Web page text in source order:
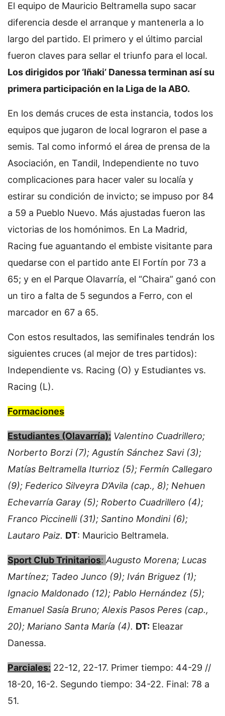
El equipo de Mauricio Beltramella supo sacar
diferencia desde el arranque y mantenerla a lo
largo del partido. El primero y el último parcial
fueron claves para sellar el triunfo para el local.
Los dirigidos por ‘Iñaki’ Danessa terminan así su
primera participación en la Liga de la ABO.
En los demás cruces de esta instancia, todos los
equipos que jugaron de local lograron el pase a
semis. Tal como informó el área de prensa de la
Asociación, en Tandil, Independiente no tuvo
complicaciones para hacer valer su localía y
estirar su condición de invicto; se impuso por 84
a 59 a Pueblo Nuevo. Más ajustadas fueron las
victorias de los homónimos. En La Madrid,
Racing fue aguantando el embiste visitante para
quedarse con el partido ante El Fortín por 73 a
65; y en el Parque Olavarría, el “Chaira” ganó con
un tiro a falta de 5 segundos a Ferro, con el
marcador en 67 a 65.
Con estos resultados, las semifinales tendrán los
siguientes cruces (al mejor de tres partidos):
Independiente vs. Racing (O) y Estudiantes vs.
Racing (L).
Formaciones
Estudiantes (Olavarría): Valentino Cuadrillero;
Norberto Borzi (7); Agustín Sánchez Savi (3);
Matías Beltramella Iturrioz (5); Fermín Callegaro
(9); Federico Silveyra D’Avila (cap., 8); Nehuen
Echevarría Garay (5); Roberto Cuadrillero (4);
Franco Piccinelli (31); Santino Mondini (6);
Lautaro Paiz. DT: Mauricio Beltramela.
Sport Club Trinitarios: Augusto Morena; Lucas
Martínez; Tadeo Junco (9); Iván Briguez (1);
Ignacio Maldonado (12); Pablo Hernández (5);
Emanuel Sasía Bruno; Alexis Pasos Peres (cap.,
20); Mariano Santa María (4). DT: Eleazar
Danessa.
Parciales: 22-12, 22-17. Primer tiempo: 44-29 //
18-20, 16-2. Segundo tiempo: 34-22. Final: 78 a
51.